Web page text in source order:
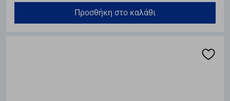
Προσθήκη στο καλάθι